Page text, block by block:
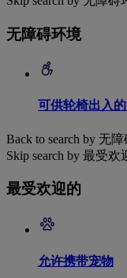
无障碍环境
可供轮椅出入
Back to search by 无
Skip search by 最受欢
最受欢迎的
允许携带宠物